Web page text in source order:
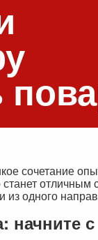
сочетание
станет отличным
из одного
начните